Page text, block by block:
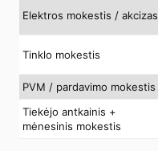
Elektros mokestis / akcizas
Tinklo mokestis
PVM / pardavimo mokestis
Tiekėjo antkainis +
mėnesinis mokestis